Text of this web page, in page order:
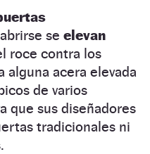
se elevan
roce contra los
alguna acera elevada
de varios
que sus diseñadores
tradicionales ni